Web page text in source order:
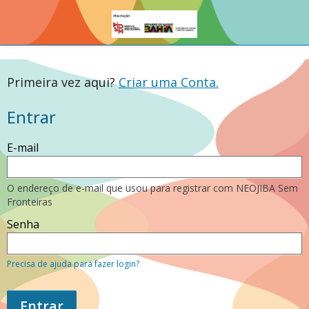
Primeira vez aqui? Criar uma Conta.
Entrar
Entre
usando
seu
endereço
de
e-
mail
ou
Se
você
ainda
não
tem
E-mail
O endereço de e-mail que usou para registrar com NEOJIBA Sem
Fronteiras
Senha
Precisa de ajuda para fazer login?